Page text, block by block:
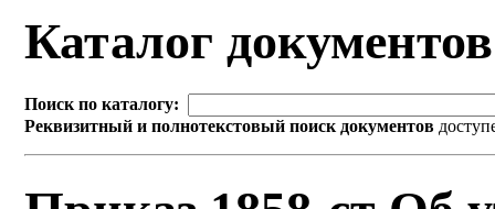
Каталог
Поиск по каталогу:
Реквизитный и полнотекстовый поиск документов